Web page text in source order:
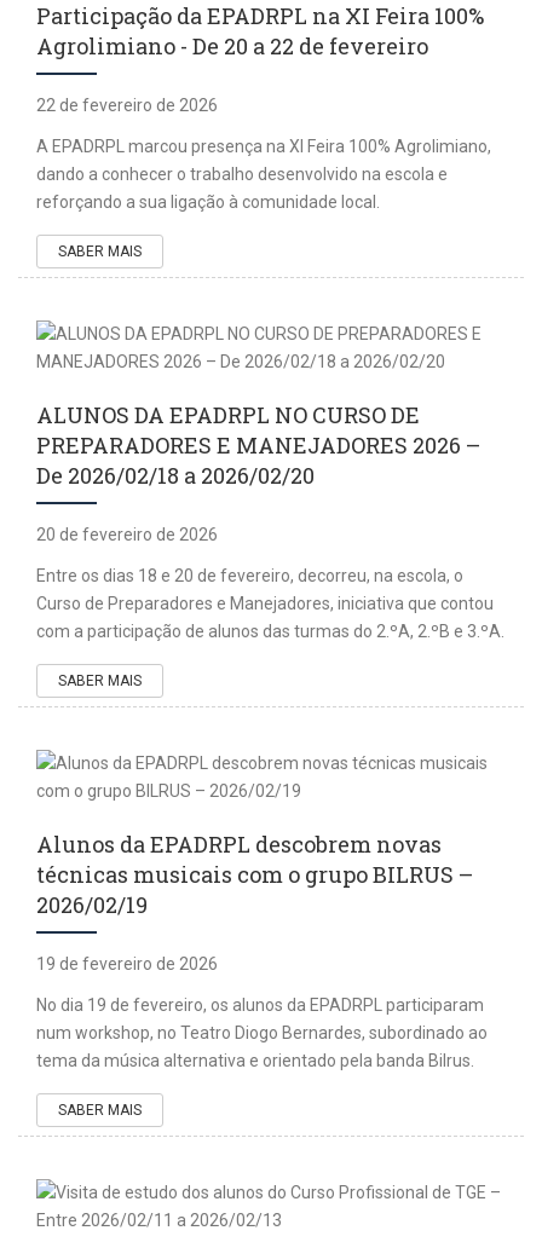
Participação da EPADRPL na XI Feira 100%
Agrolimiano - De 20 a 22 de fevereiro
22 de fevereiro de 2026
A EPADRPL marcou presença na XI Feira 100% Agrolimiano,
dando a conhecer o trabalho desenvolvido na escola e
reforçando a sua ligação à comunidade local.
SABER MAIS
ALUNOS DA EPADRPL NO CURSO DE
PREPARADORES E MANEJADORES 2026 –
De 2026/02/18 a 2026/02/20
20 de fevereiro de 2026
Entre os dias 18 e 20 de fevereiro, decorreu, na escola, o
Curso de Preparadores e Manejadores, iniciativa que contou
com a participação de alunos das turmas do 2.ºA, 2.ºB e 3.ºA.
SABER MAIS
Alunos da EPADRPL descobrem novas
técnicas musicais com o grupo BILRUS –
2026/02/19
19 de fevereiro de 2026
No dia 19 de fevereiro, os alunos da EPADRPL participaram
num workshop, no Teatro Diogo Bernardes, subordinado ao
tema da música alternativa e orientado pela banda Bilrus.
SABER MAIS